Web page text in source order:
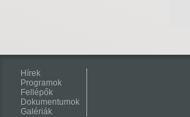
Hírek
Programok
Fellépők
Dokumentumok
Galériák